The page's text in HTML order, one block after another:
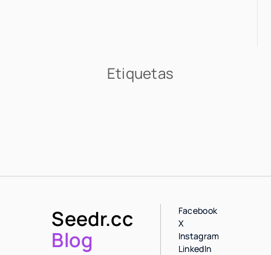
Etiquetas
Seedr.cc
Blog
Facebook
X
Instagram
LinkedIn